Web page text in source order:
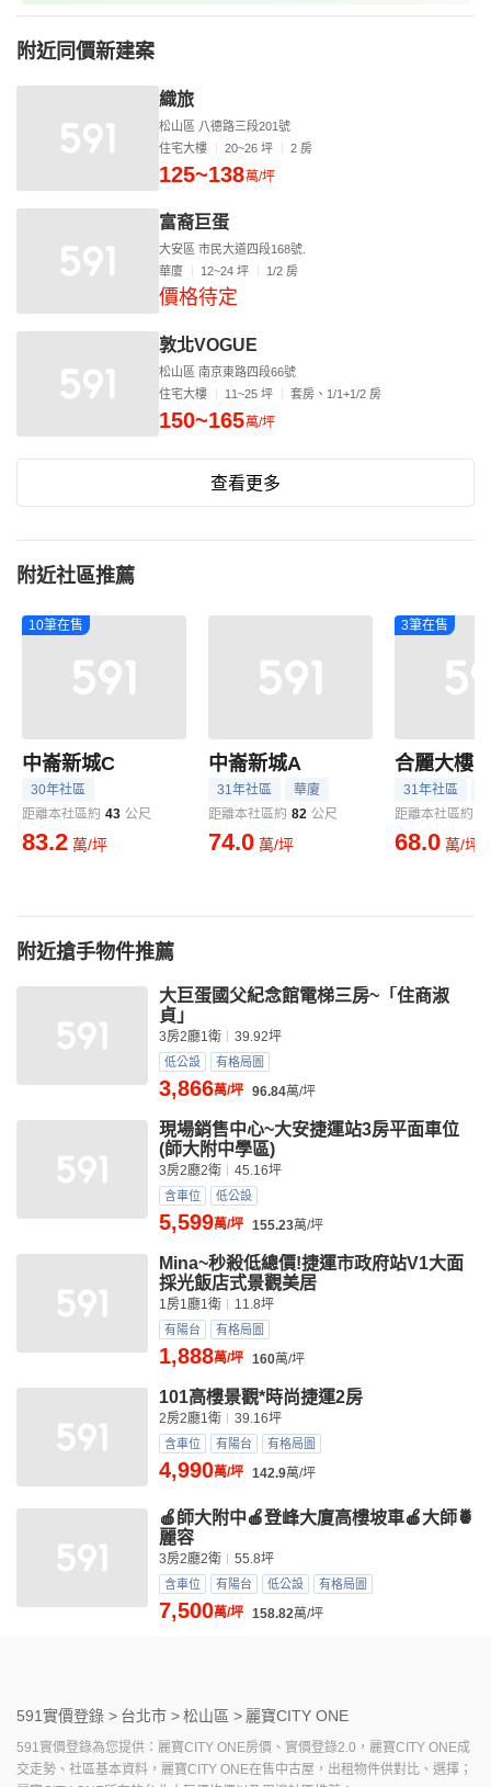
附近同價新建案
織旅
松山區 八德路三段201號
住宅大樓
20~26 坪 2 房
125~138萬/坪
富裔巨蛋
大安區 市民大道四段168號.
華廈
12~24 坪 1/2 房
價格待定
敦北VOGUE
松山區 南京東路四段66號
住宅大樓
11~25 坪 套房、1/1+1/2 房
150~165萬/坪
查看更多
附近社區推薦
10筆在售
中崙新城C
30年社區
距離本社區約 43 公尺
83.2 萬/坪
中崙新城A
31年社區
華廈
距離本社區約 82 公尺
74.0 萬/坪
3筆在售
合麗大樓
31年社區
距離本社區約
68.0 萬/坪
附近搶手物件推薦
大巨蛋國父紀念館電梯三房~「住商淑
貞」
3房2廳1衛 39.92坪
低公設 有格局圖
3,866萬/坪 96.84萬/坪
現場銷售中心~大安捷運站3房平面車位
(師大附中學區)
3房2廳2衛 45.16坪
含車位 低公設
5,599萬/坪 155.23萬/坪
Mina~秒殺低總價!捷運市政府站V1大面
採光飯店式景觀美居
1房1廳1衛 11.8坪
有陽台 有格局圖
1,888萬/坪 160萬/坪
101高樓景觀*時尚捷運2房
2房2廳1衛 39.16坪
含車位 有陽台 有格局圖
4,990萬/坪 142.9萬/坪
🍎師大附中🍎登峰大廈高樓坡車🍎大師🍍
麗容
3房2廳2衛 55.8坪
含車位 有陽台 低公設 有格局圖
7,500萬/坪 158.82萬/坪
591實價登錄 > 台北市 >松山區 > 麗寶CITY ONE
591實價登錄為您提供：麗寶CITY ONE房價、實價登錄2.0，麗寶CITY ONE成
交走勢、社區基本資料，麗寶CITY ONE在售中古屋，出租物件供對比、選擇；